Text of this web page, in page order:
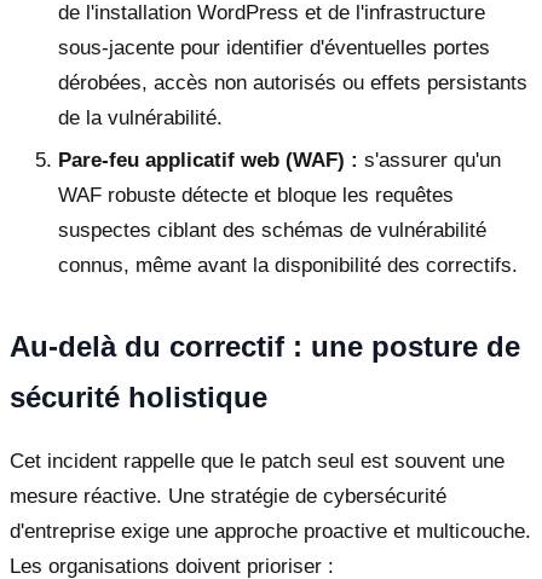
de l'installation WordPress et de l'infrastructure
sous-jacente pour identifier d'éventuelles portes
dérobées, accès non autorisés ou effets persistants
de la vulnérabilité.
Pare-feu applicatif web (WAF) : s'assurer qu'un
WAF robuste détecte et bloque les requêtes
suspectes ciblant des schémas de vulnérabilité
connus, même avant la disponibilité des correctifs.
Au-delà du correctif : une posture de
sécurité holistique
Cet incident rappelle que le patch seul est souvent une
mesure réactive. Une stratégie de cybersécurité
d'entreprise exige une approche proactive et multicouche.
Les organisations doivent prioriser :